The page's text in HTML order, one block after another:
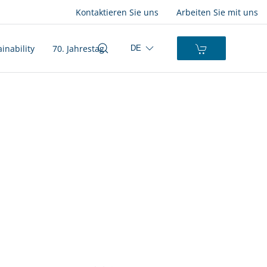
Kontaktieren Sie uns Arbeiten Sie mit uns
70. Jahrestag DE